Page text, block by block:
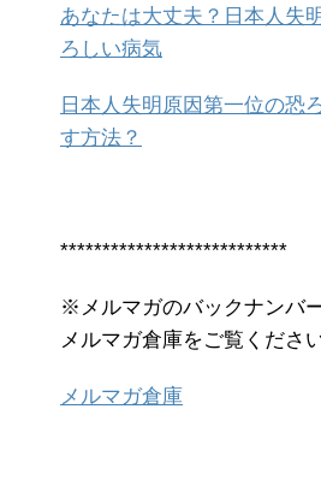
あなたは大丈夫？日本人失
ろしい病気
日本人失明原因第一位の
す方法？
***************************
※メルマガのバックナンバ
メルマガ倉庫をご覧くださ
メルマガ倉庫